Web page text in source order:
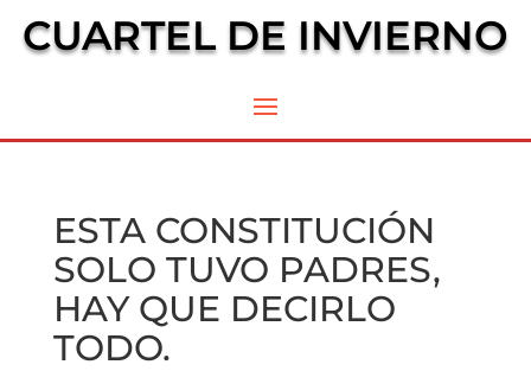
CUARTEL DE INVIERNO
ESTA CONSTITUCIÓN
SOLO TUVO PADRES,
HAY QUE DECIRLO
TODO.